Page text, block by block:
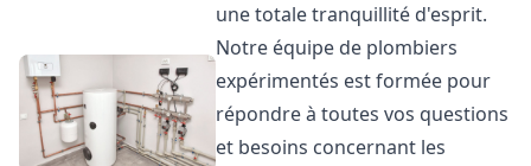
une totale tranquillité d'esprit.
Notre équipe de plombiers
expérimentés est formée pour
répondre à toutes vos questions
et besoins concernant les